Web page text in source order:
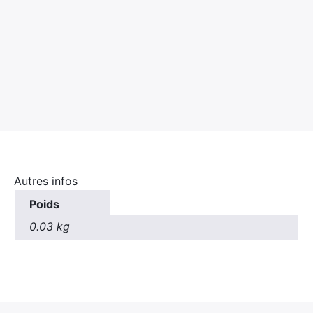
Autres infos
Poids
0.03 kg